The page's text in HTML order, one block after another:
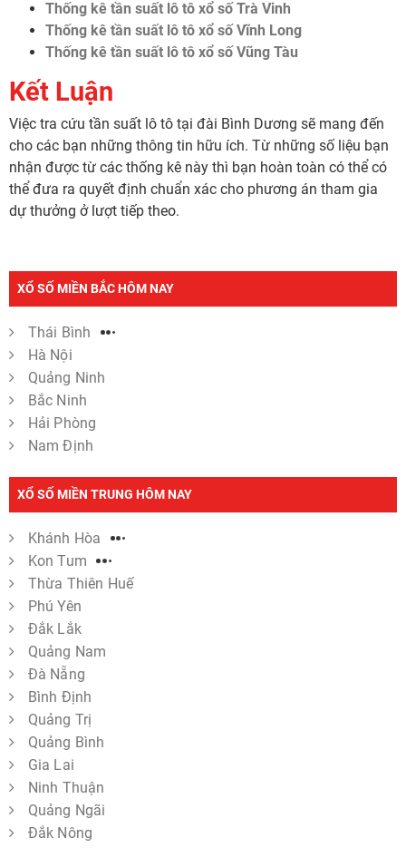
XỔ SỐ MIỀN BẮC HÔM NAY
Thái Bình
Hà Nội
Quảng Ninh
Bắc Ninh
Hải Phòng
Nam Định
XỔ SỐ MIỀN TRUNG HÔM NAY
Khánh Hòa
Kon Tum
Thừa Thiên Huế
Phú Yên
Đắk Lắk
Quảng Nam
Đà Nẵng
Bình Định
Quảng Trị
Quảng Bình
Gia Lai
Ninh Thuận
Quảng Ngãi
Đắk Nông
Thống kê tần suất lô tô xổ số Trà Vinh
Thống kê tần suất lô tô xổ số Vĩnh Long
Thống kê tần suất lô tô xổ số Vũng Tàu
Kết Luận
Việc tra cứu tần suất lô tô tại đài Bình Dương sẽ mang đến
cho các bạn những thông tin hữu ích. Từ những số liệu bạn
nhận được từ các thống kê này thì bạn hoàn toàn có thể có
thể đưa ra quyết định chuẩn xác cho phương án tham gia
dự thưởng ở lượt tiếp theo.